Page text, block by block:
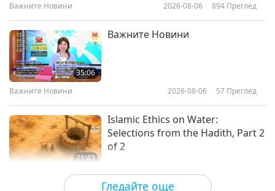
съобитатели
съобитатели
Гледайте още
Важните Новини 2026-08-06 894 Преглед
35:06
Важните Новини
Важните Новини 2026-08-06 57 Преглед
21:43
Islamic Ethics on Water:
Selections from the Hadith, Part 2
of 2
Слова на Мъдростта 2026-08-06